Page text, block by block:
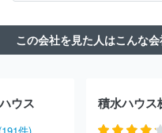
菊池建設株式会社
三菱ケ
会社ＡＱ Ｇｒｏｕｐ
西松
株式会社
戸田建設株式会社
ンターナショナル
太平電業
ハイウェイ・エンジニアリング
この会社を見た人はこんな
ウス 積水ハウス